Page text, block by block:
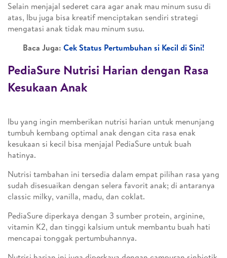
Selain menjajal sederet cara agar anak mau minum susu di
atas, Ibu juga bisa kreatif menciptakan sendiri strategi
mengatasi anak tidak mau minum susu.
Baca Juga: Cek Status Pertumbuhan si Kecil di Sini!
PediaSure Nutrisi Harian dengan Rasa
Kesukaan Anak
Ibu yang ingin memberikan nutrisi harian untuk menunjang
tumbuh kembang optimal anak dengan cita rasa enak
kesukaan si kecil bisa menjajal PediaSure untuk buah
hatinya.
Nutrisi tambahan ini tersedia dalam empat pilihan rasa yang
sudah disesuaikan dengan selera favorit anak; di antaranya
classic milky, vanilla, madu, dan coklat.
PediaSure diperkaya dengan 3 sumber protein, arginine,
vitamin K2, dan tinggi kalsium untuk membantu buah hati
mencapai tonggak pertumbuhannya.